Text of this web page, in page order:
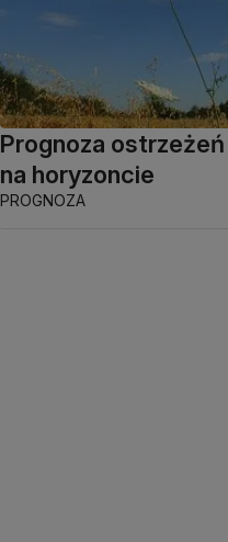
Prognoza
na horyzoncie
PROGNOZA